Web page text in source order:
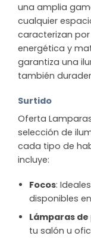
una amplia
cualquier
caracterizan
energética y
garantiza una
también
Surtido
Oferta
selección de
cada tipo de
incluye:
Focos:
disponibles
Lámparas de
tu salón u